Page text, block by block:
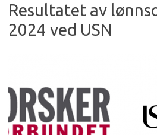
Resultatet av
2024 ved USN